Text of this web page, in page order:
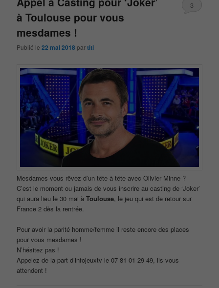
à Toulouse pour vous
mesdames !
Publié le22 mai 2018 partiti
3
Mesdames vous rêvez d’un tête à tête avec Olivier Minne ?
C’est le moment ou jamais de vous inscrire au casting de ‘Joker’
qui aura lieu le 30 mai àToulouse, le jeu qui est de retour sur
France 2 dès la rentrée.
Pour avoir la parité homme/femme il reste encore des places
pour vous mesdames !
N’hésitez pas !
Appelez de la part d’infojeuxtv le 07 81 01 29 49, ils vous
attendent !